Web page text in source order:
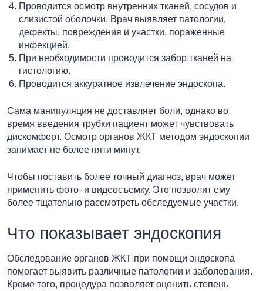
Проводится осмотр внутренних тканей, сосудов и
слизистой оболочки. Врач выявляет патологии,
дефекты, повреждения и участки, пораженные
инфекцией.
При необходимости проводится забор тканей на
гистологию.
Проводится аккуратное извлечение эндоскопа.
Сама манипуляция не доставляет боли, однако во
время введения трубки пациент может чувствовать
дискомфорт. Осмотр органов ЖКТ методом эндоскопии
занимает не более пяти минут.
Чтобы поставить более точный диагноз, врач может
применить фото- и видеосъемку. Это позволит ему
более тщательно рассмотреть обследуемые участки.
Что показывает эндоскопия
Обследование органов ЖКТ при помощи эндоскопа
помогает выявить различные патологии и заболевания.
Кроме того, процедура позволяет оценить степень